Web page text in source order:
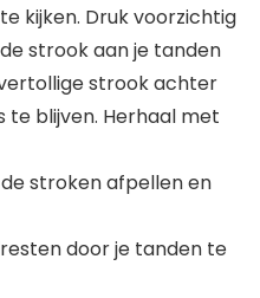
kijken. Druk voorzichtig
strook aan je tanden
strook achter
te blijven. Herhaal met
stroken afpellen en
door je tanden te